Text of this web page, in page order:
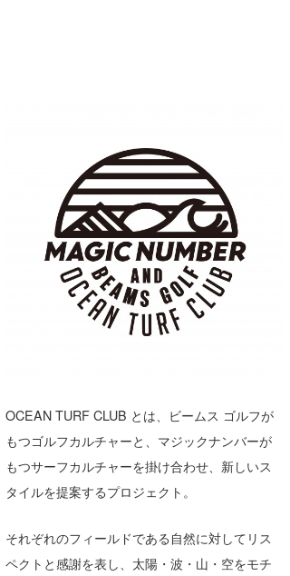
OCEAN TURF CLUB とは、ビームス ゴルフが
もつゴルフカルチャーと、マジックナンバーが
もつサーフカルチャーを掛け合わせ、新しいス
タイルを提案するプロジェクト。
それぞれのフィールドである自然に対してリス
ペクトと感謝を表し、太陽・波・山・空をモチ